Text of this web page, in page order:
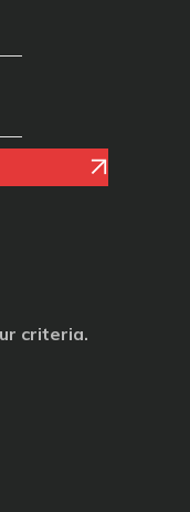
criteria.